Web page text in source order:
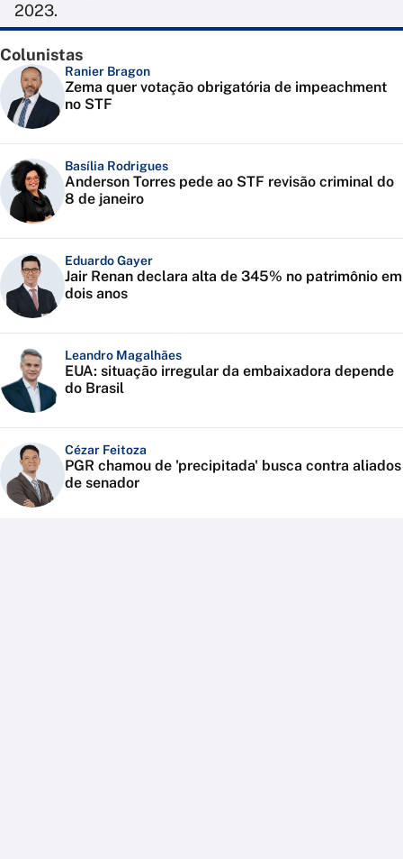
2023.
Colunistas
Ranier Bragon
Zema quer votação obrigatória de impeachment
no STF
Basília Rodrigues
Anderson Torres pede ao STF revisão criminal do
8 de janeiro
Eduardo Gayer
Jair Renan declara alta de 345% no patrimônio em
dois anos
Leandro Magalhães
EUA: situação irregular da embaixadora depende
do Brasil
Cézar Feitoza
PGR chamou de 'precipitada' busca contra aliados
de senador